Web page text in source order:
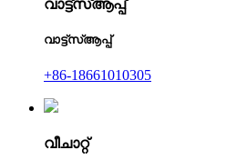
വാട്ട്‌സ്ആപ്പ്
വാട്ട്‌സ്ആപ്പ്
+86-18661010305
വീചാറ്റ്